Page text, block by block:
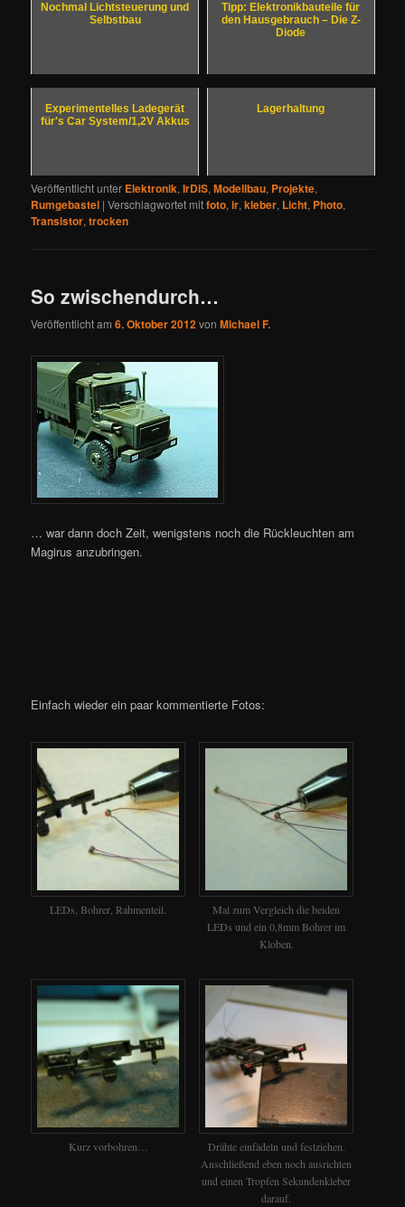
Nochmal Lichtsteuerung und
Selbstbau
Tipp: Elektronikbauteile für
den Hausgebrauch – Die Z-
Diode
Experimentelles Ladegerät
für's Car System/1,2V Akkus
Lagerhaltung
Veröffentlicht unter Elektronik,IrDiS,Modellbau, Projekte,
Rumgebastel |Verschlagwortet mitfoto,ir,kleber, Licht, Photo,
Transistor,trocken
So zwischendurch…
Veröffentlicht am6. Oktober 2012vonMichael F.
… war dann doch Zeit, wenigstens noch die Rückleuchten am
Magirus anzubringen.
Einfach wieder ein paar kommentierte Fotos:
LEDs, Bohrer, Rahmenteil.
Mal zum Vergleich die beiden
LEDs und ein 0,8mm Bohrer im
Kloben.
Kurz vorbohren…
Drähte einfädeln und festziehen.
Anschließend eben noch ausrichten
und einen Tropfen Sekundenkleber
darauf.